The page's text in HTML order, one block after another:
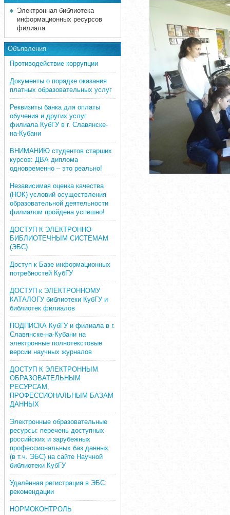
Электронная библиотека
информационных ресурсов
филиала
Объявления
Противодействие коррупции
Документы о порядке оказания
платных образовательных услуг
Реквизиты банка для оплаты
обучения и других услуг
филиала КубГУ в г. Славянске-
на-Кубани
ВНИМАНИЮ студентов старших
курсов: ДВА диплома
одновременно – это реально!
Независимая оценка качества
(НОК) условий осуществления
образовательной деятельности
филиалом пройдена успешно!
ДОСТУП К ЭЛЕКТРОННО-
БИБЛИОТЕЧНЫМ СИСТЕМАМ
(ЭБС)
Доступ к Базе информационных
потребностей КубГУ
ДОСТУП к ЭЛЕКТРОННОМУ
КАТАЛОГУ библиотеки КубГУ и
библиотек филиалов
ПОДПИСКА КубГУ и филиала в г.
Славянске-на-Кубани на
электронные полнотекстовые
версии научных журналов
ДОСТУП К ЭЛЕКТРОННЫМ
ОБРАЗОВАТЕЛЬНЫМ
РЕСУРСАМ,
ПРОФЕССИОНАЛЬНЫМ БАЗАМ
ДАННЫХ
Электронные образовательные
ресурсы: перечень доступных
российских и зарубежных
профессиональных баз данных
(в т.ч. ЭБС) на сайте Научной
библиотеки КубГУ
Удалённая регистрация в ЭБС:
рекомендации
НОРМОКОНТРОЛЬ